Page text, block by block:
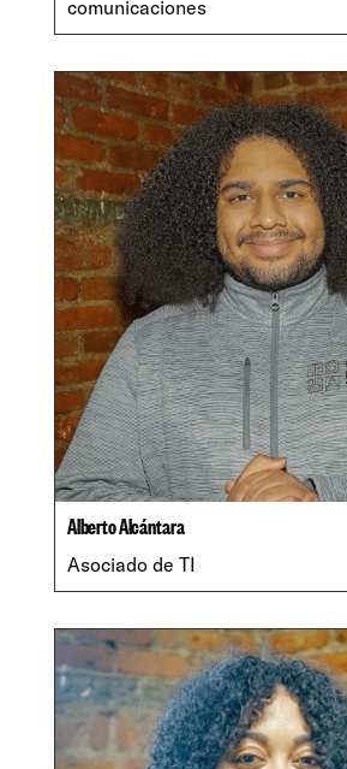
comunicaciones
Alberto Alcántara
Asociado de TI